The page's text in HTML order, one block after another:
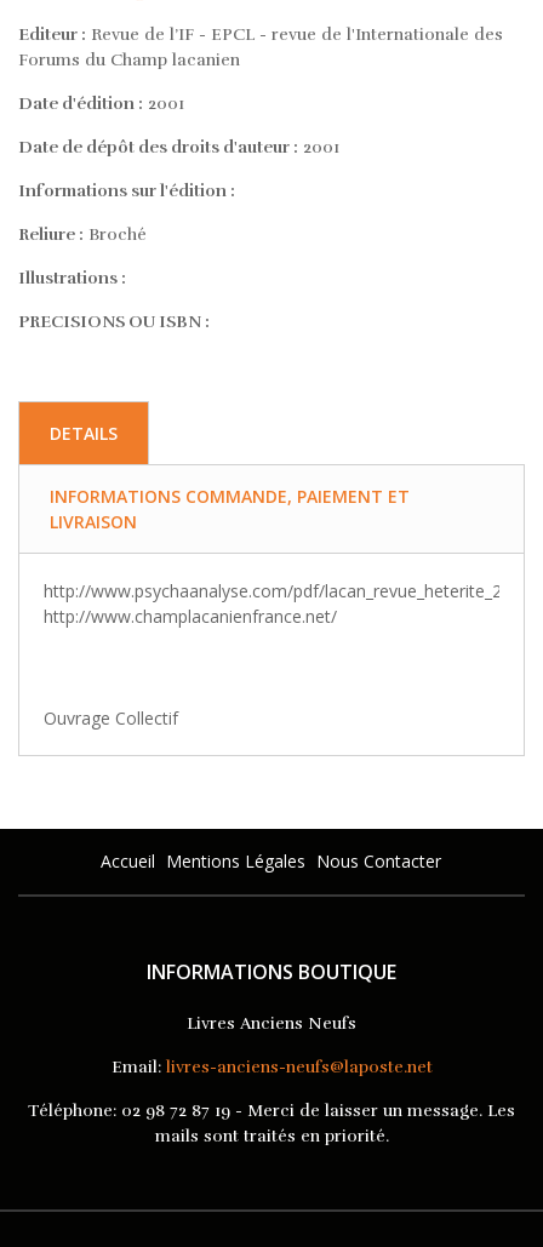
Editeur : Revue de l’IF - EPCL - revue de l'Internationale des
Forums du Champ lacanien
Date d'édition : 2001
Date de dépôt des droits d'auteur : 2001
Informations sur l'édition :
Reliure : Broché
Illustrations :
PRECISIONS OU ISBN :
DETAILS
INFORMATIONS COMMANDE, PAIEMENT ET
LIVRAISON
http://www.psychaanalyse.com/pdf/
http://www.champlacanienfrance.net/
Ouvrage Collectif
Accueil Mentions Légales Nous Contacter
INFORMATIONS BOUTIQUE
Livres Anciens Neufs
Email: livres-anciens-neufs@laposte.net
Téléphone: 02 98 72 87 19 - Merci de laisser un message. Les
mails sont traités en priorité.